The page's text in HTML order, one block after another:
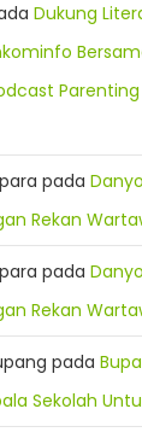
Dukung
pada
Rekan
pada
Rekan
pada
Sekolah